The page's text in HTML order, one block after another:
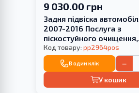
9 030.00 грн
Задня підвіска
2007-2016 Послуга з
піскостуйного очищення,
покриття фарбою та
перепресування
Код товару: pp2964pos
В один клік −
У кошик